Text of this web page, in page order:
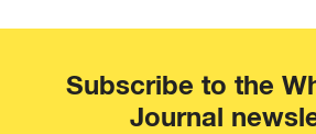
Subscribe to the
Journal